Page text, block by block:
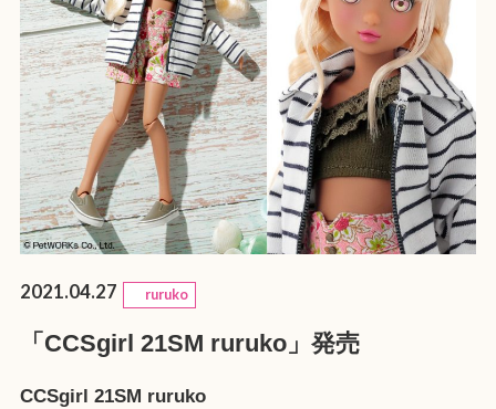
2021.04.27 ruruko
「CCSgirl 21SM ruruko」発売
CCSgirl 21SM ruruko